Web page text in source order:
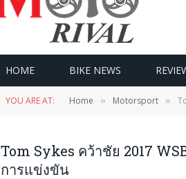
HOME BIKE NEWS
YOU ARE AT: Home » Motorsport »
Tom Sykes คว้าชัย 2017
การแข่งขัน